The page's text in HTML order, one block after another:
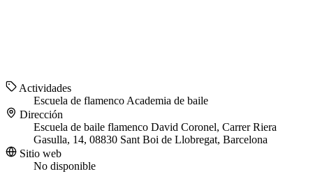
Actividades
Escuela de flamenco Academia de baile
Dirección
Escuela de baile flamenco David Coronel, Carrer Riera
Gasulla, 14, 08830 Sant Boi de Llobregat, Barcelona
Sitio web
No disponible